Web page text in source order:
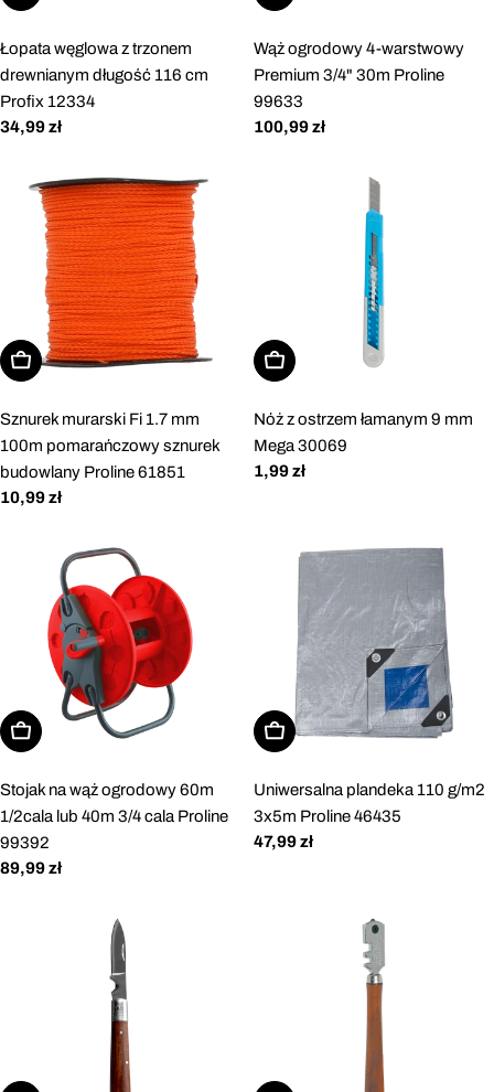
Łopata węglowa z trzonem
drewnianym długość 116 cm
Profix 12334
Cena
34,99 zł
Wąż ogrodowy 4-warstwowy
Premium 3/4" 30m Proline
99633
Cena
100,99 zł
Dodaj do koszyka
Sznurek murarski Fi 1.7 mm
100m pomarańczowy sznurek
budowlany Proline 61851
Cena
10,99 zł
Dodaj do koszyka
Nóż z ostrzem łamanym 9 mm
Mega 30069
Cena
1,99 zł
Dodaj do koszyka
Stojak na wąż ogrodowy 60m
1/2cala lub 40m 3/4 cala Proline
99392
Cena
89,99 zł
Dodaj do koszyka
Uniwersalna plandeka 110 g/m2
3x5m Proline 46435
Cena
47,99 zł